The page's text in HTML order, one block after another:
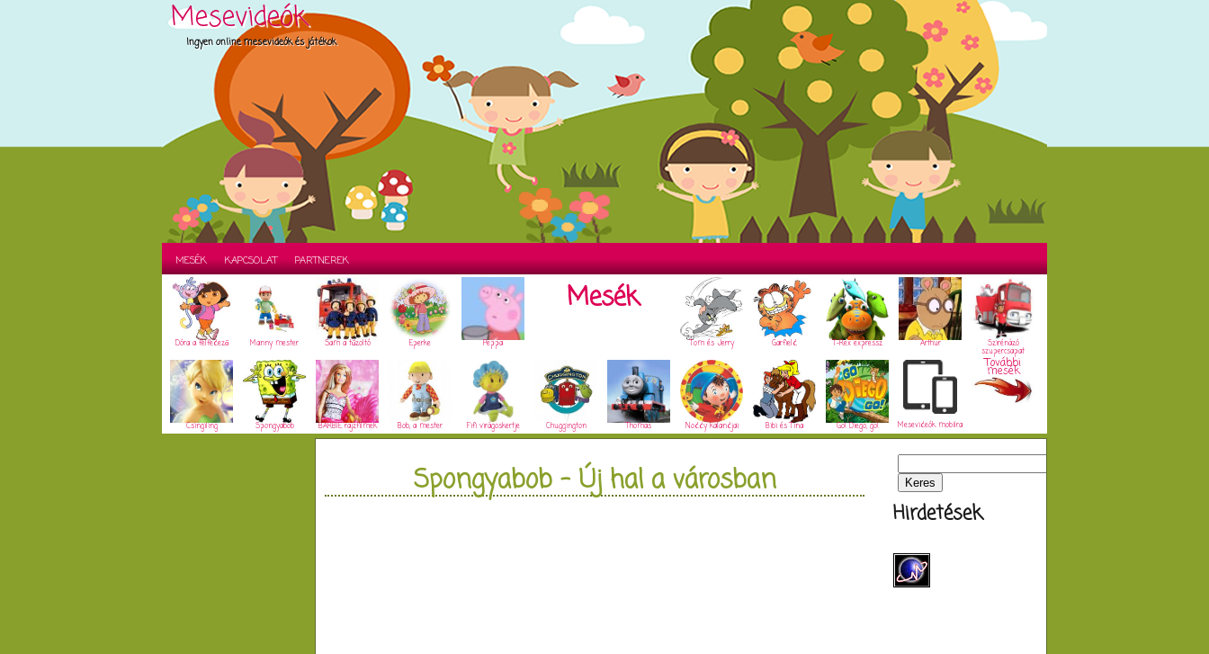
Mesevideók
Ingyen online mesevideók és játékok
MESÉK KAPCSOLAT PARTNEREK
Dóra a felfedező Manny mester Sam a tűzoltó Eperke Peppa
Mesék
Tom és Jerry Garfield T-Rex expressz Arthur Szirénázó
szupercsapat
Csingiling Spongyabob BARBIE rajzfilmek Bob, a mester Fifi virágoskertje Chuggington Thomas Noddy kalandjai Bibi és Tina Go! Diego, go! Mesevideók mobilra
További
mesék
Spongyabob - Új hal a városban
Hirdetések